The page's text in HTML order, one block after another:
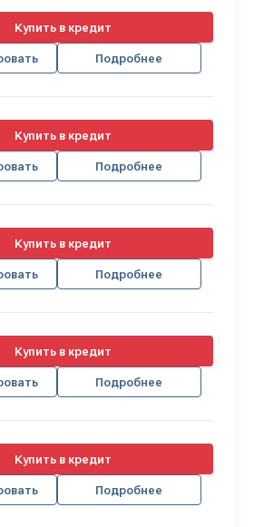
Купить в кредит
Подробнее
Купить в кредит
Подробнее
Купить в кредит
Подробнее
Купить в кредит
Подробнее
Купить в кредит
Подробнее